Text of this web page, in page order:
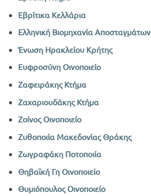
Εβρίτικα Κελλάρια
Ελληνική Βιομηχανία Αποσταγμάτων
Ένωση Ηρακλείου Κρήτης
Ευφροσύνη Οινοποιείο
Ζαφειράκης Κτήμα
Ζαχαριουδάκης Κτήμα
Ζοίνος Οινοποιείο
Ζυθοποιία Μακεδονίας Θράκης
Ζωγραφάκη Ποτοποιία
Θηβαϊκή Γη Οινοποιείο
Θυμιόπουλος Οινοποιείο